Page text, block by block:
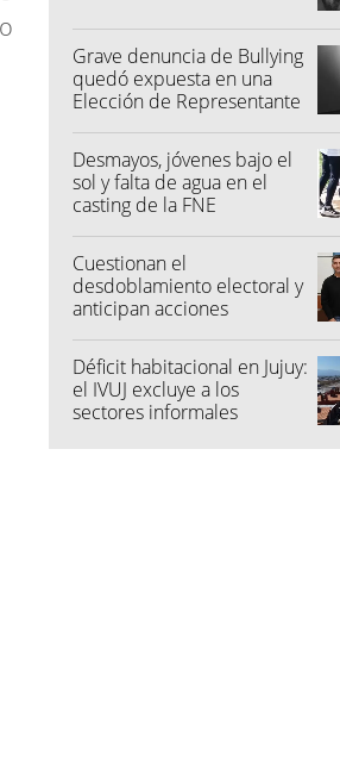
Grave denuncia de Bullying
quedó expuesta en una
Elección de Representante
Desmayos, jóvenes bajo el
sol y falta de agua en el
casting de la FNE
Cuestionan el
desdoblamiento electoral y
anticipan acciones
"colectoras"
Déficit habitacional en Jujuy:
el IVUJ excluye a los
sectores informales